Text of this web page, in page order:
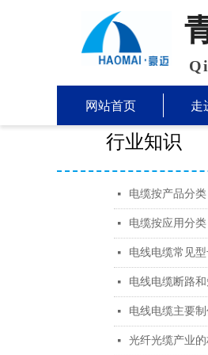
网站首页 走
行业知识
넷 电缆按产品分类
넷 电缆按应用分类
넷 电线电缆常见
넷 电线电缆断路
넷 电线电缆主要
넷 光纤光缆产业